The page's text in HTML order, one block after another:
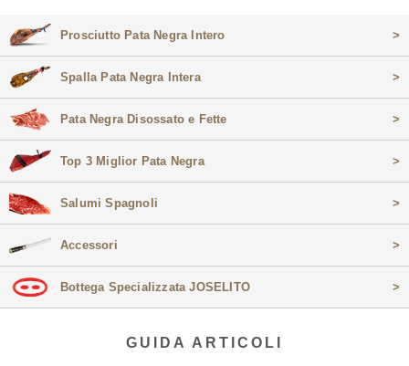
Prosciutto Pata Negra Intero >
Spalla Pata Negra Intera >
Pata Negra Disossato e Fette >
Top 3 Miglior Pata Negra >
Salumi Spagnoli >
Accessori >
Bottega Specializzata JOSELITO >
GUIDA ARTICOLI